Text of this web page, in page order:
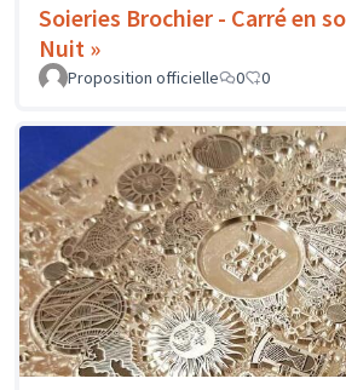
Soieries Brochier - Carré en
Nuit »
Proposition officielle 0 0